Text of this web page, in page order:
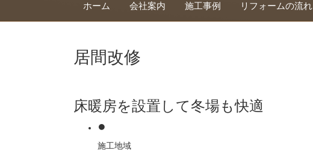
ホーム 会社案内 施工事例 リフォームの流れ
居間改修
床暖房を設置して冬場も快適
施工地域